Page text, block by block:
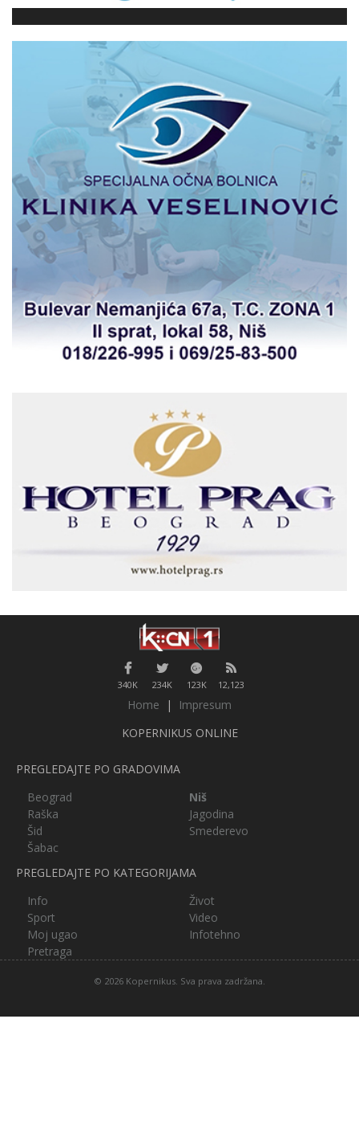
340K 234K 123K 12,123
Home |
Impresum
KOPERNIKUS ONLINE
PREGLEDAJTE PO GRADOVIMA
Beograd
Niš
Raška
Jagodina
Šid
Smederevo
Šabac
PREGLEDAJTE PO KATEGORIJAMA
Info
Život
Sport
Video
Moj ugao
Infotehno
Pretraga
© 2026 Kopernikus. Sva prava zadržana.